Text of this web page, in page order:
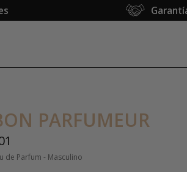
PARFUMEUR
de Parfum - Masculino